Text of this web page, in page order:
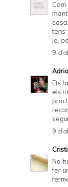
tens
je,
9
Ets
els
9
No
fer